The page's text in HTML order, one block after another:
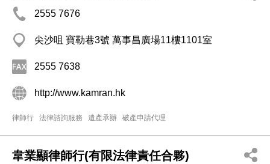
2555 7676
尖沙咀 寶勒巷3號 萬事昌廣場11樓1101室
2555 7638
http://www.kamran.hk
律師行 法律諮詢服務 遺產承辦 破產申請代理
韋業顯律師行(有限法律責任合夥)